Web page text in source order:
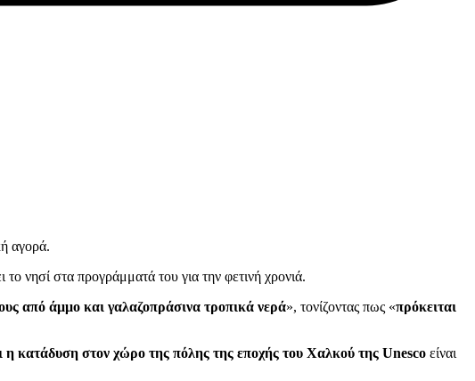
αγορά.
νησί στα προγράμματά του για την φετινή χρονιά.
από άμμο και γαλαζοπράσινα τροπικά νερά», τονίζοντας πως «πρόκειται
η κατάδυση στον χώρο της πόλης της εποχής του Χαλκού της Unesco είναι